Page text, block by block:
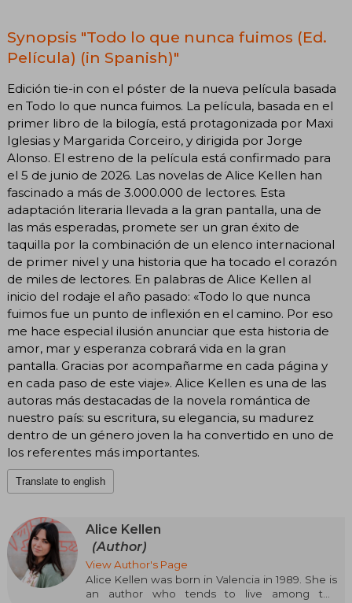
Synopsis "Todo lo que nunca fuimos (Ed.
Película) (in Spanish)"
Edición tie-in con el póster de la nueva película basada
en Todo lo que nunca fuimos. La película, basada en el
primer libro de la bilogía, está protagonizada por Maxi
Iglesias y Margarida Corceiro, y dirigida por Jorge
Alonso. El estreno de la película está confirmado para
el 5 de junio de 2026. Las novelas de Alice Kellen han
fascinado a más de 3.000.000 de lectores. Esta
adaptación literaria llevada a la gran pantalla, una de
las más esperadas, promete ser un gran éxito de
taquilla por la combinación de un elenco internacional
de primer nivel y una historia que ha tocado el corazón
de miles de lectores. En palabras de Alice Kellen al
inicio del rodaje el año pasado: «Todo lo que nunca
fuimos fue un punto de inflexión en el camino. Por eso
me hace especial ilusión anunciar que esta historia de
amor, mar y esperanza cobrará vida en la gran
pantalla. Gracias por acompañarme en cada página y
en cada paso de este viaje». Alice Kellen es una de las
autoras más destacadas de la novela romántica de
nuestro país: su escritura, su elegancia, su madurez
dentro de un género joven la ha convertido en uno de
los referentes más importantes.
Translate to english
Alice Kellen
(Author)
View Author's Page
Alice Kellen was born in Valencia in 1989. She is
an author who tends to live among the